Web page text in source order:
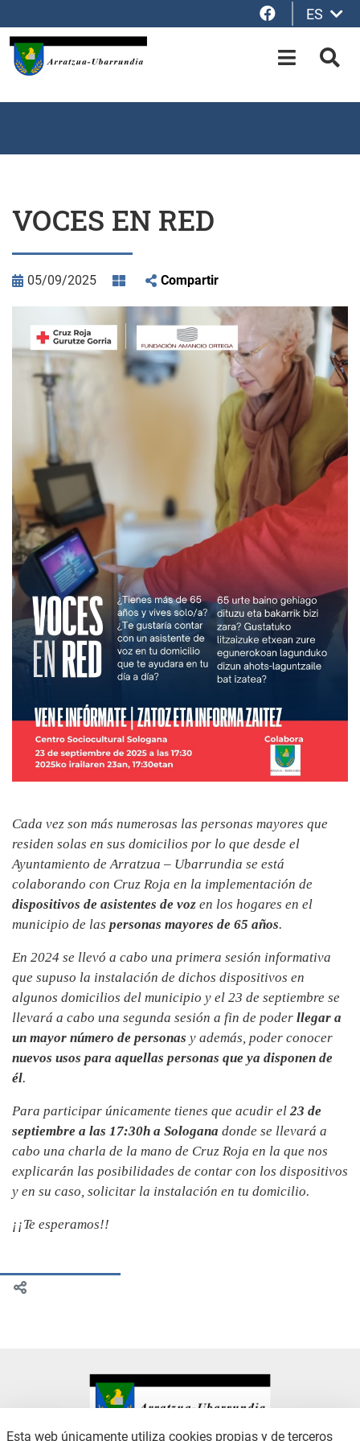
Facebook
ES
OPEN-
VOCES EN RED
05/09/2025 Compartir
Cada vez son más numerosas las personas mayores que
residen solas en sus domicilios por lo que desde el
Ayuntamiento de Arratzua – Ubarrundia se está
colaborando con Cruz Roja en la implementación de
dispositivos de asistentes de voz en los hogares en el
municipio de las personas mayores de 65 años.
En 2024 se llevó a cabo una primera sesión informativa
que supuso la instalación de dichos dispositivos en
algunos domicilios del municipio y el 23 de septiembre se
llevará a cabo una segunda sesión a fin de poder llegar a
un mayor número de personas y además, poder conocer
nuevos usos para aquellas personas que ya disponen de
él.
Para participar únicamente tienes que acudir el23 de
septiembre a las 17:30h a Sologana donde se llevará a
cabo una charla de la mano de Cruz Roja en la que nos
explicarán las posibilidades de contar con los dispositivos
y en su caso, solicitar la instalación en tu domicilio.
¡¡Te esperamos!!
Esta web únicamente utiliza cookies propias y de terceros